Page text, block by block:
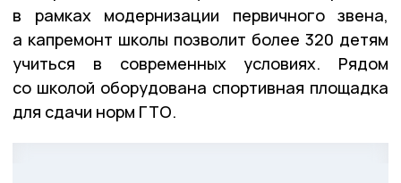
в рамках модернизации первичного звена,
а капремонт школы позволит более 320 детям
учиться в современных условиях. Рядом
со школой оборудована спортивная площадка
для сдачи норм ГТО.